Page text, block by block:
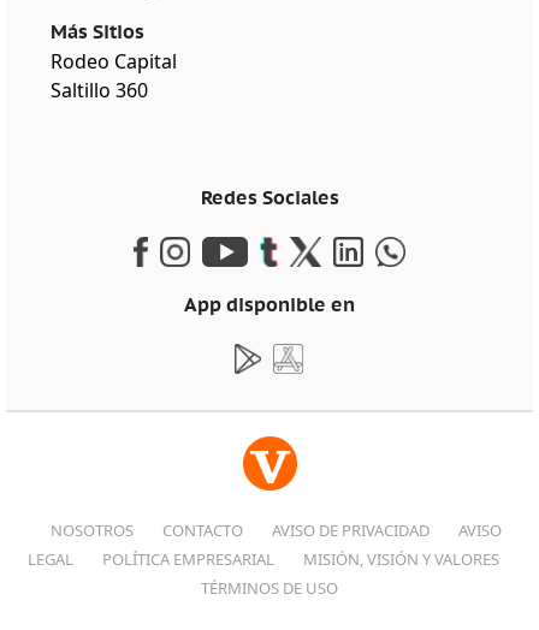
Más Sitios
Rodeo Capital
Saltillo 360
Redes Sociales
App disponible en
NOSOTROS CONTACTO AVISO DE PRIVACIDAD
AVISO
LEGAL
POLÍTICA EMPRESARIAL
MISIÓN, VISIÓN Y VALORES
TÉRMINOS DE USO